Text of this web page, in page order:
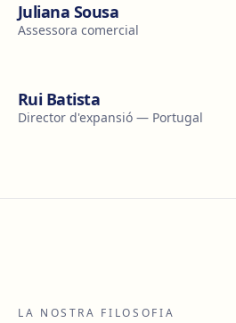
Juliana Sousa
Assessora comercial
Rui Batista
Director d'expansió — Portugal
LA NOSTRA FILOSOFIA